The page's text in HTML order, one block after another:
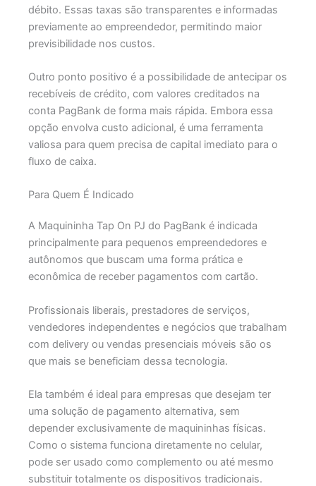
débito. Essas taxas são transparentes e informadas
previamente ao empreendedor, permitindo maior
previsibilidade nos custos.
Outro ponto positivo é a possibilidade de antecipar os
recebíveis de crédito, com valores creditados na
conta PagBank de forma mais rápida. Embora essa
opção envolva custo adicional, é uma ferramenta
valiosa para quem precisa de capital imediato para o
fluxo de caixa.
Para Quem É Indicado
A Maquininha Tap On PJ do PagBank é indicada
principalmente para pequenos empreendedores e
autônomos que buscam uma forma prática e
econômica de receber pagamentos com cartão.
Profissionais liberais, prestadores de serviços,
vendedores independentes e negócios que trabalham
com delivery ou vendas presenciais móveis são os
que mais se beneficiam dessa tecnologia.
Ela também é ideal para empresas que desejam ter
uma solução de pagamento alternativa, sem
depender exclusivamente de maquininhas físicas.
Como o sistema funciona diretamente no celular,
pode ser usado como complemento ou até mesmo
substituir totalmente os dispositivos tradicionais.